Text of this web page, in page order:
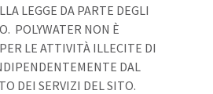
LEGGE DA PARTE DEGLI
POLYWATER NON È
LE ATTIVITÀ ILLECITE DI
DAL
DEI SERVIZI DEL SITO.